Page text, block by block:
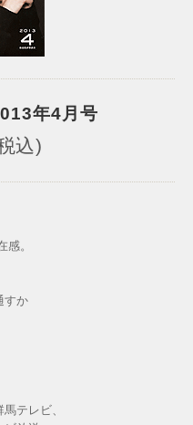
年4月号
込)
。
すか
テレビ、